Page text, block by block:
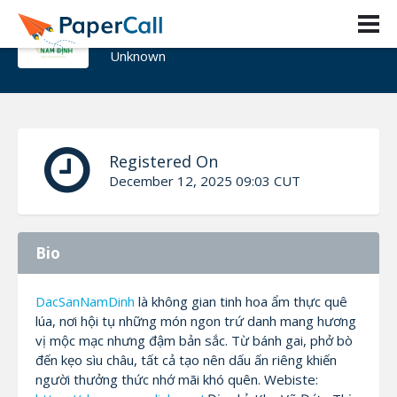
DacSan NamDinh
Unknown
Registered On
December 12, 2025 09:03 CUT
Bio
DacSanNamDinh là không gian tinh hoa ẩm thực quê
lúa, nơi hội tụ những món ngon trứ danh mang hương
vị mộc mạc nhưng đậm bản sắc. Từ bánh gai, phở bò
đến kẹo sìu châu, tất cả tạo nên dấu ấn riêng khiến
người thưởng thức nhớ mãi khó quên. Webiste: